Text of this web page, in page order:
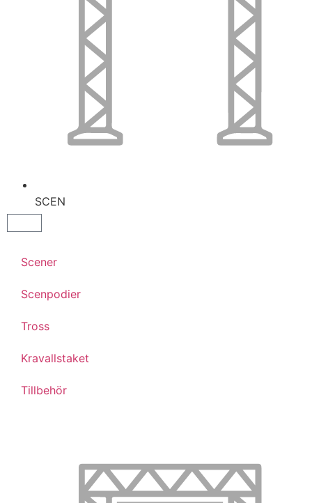
SCEN
Scener
Scenpodier
Tross
Kravallstaket
Tillbehör